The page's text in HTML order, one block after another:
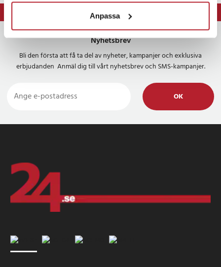
Anpassa
⭐ 365 dagars öppet köp
Nyhetsbrev
Bli den första att få ta del av nyheter, kampanjer och exklusiva
erbjudanden Anmäl dig till vårt nyhetsbrev och SMS-kampanjer.
OK